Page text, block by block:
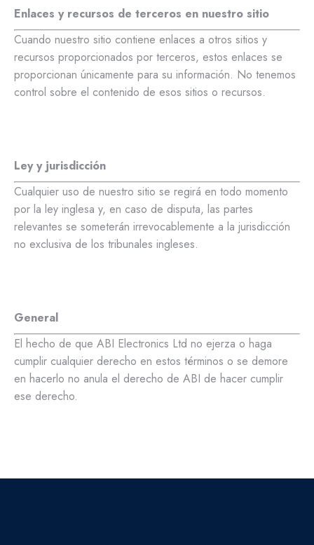
Enlaces y recursos de terceros en nuestro sitio
Cuando nuestro sitio contiene enlaces a otros sitios y
recursos proporcionados por terceros, estos enlaces se
proporcionan únicamente para su información. No tenemos
control sobre el contenido de esos sitios o recursos.
Ley y jurisdicción
Cualquier uso de nuestro sitio se regirá en todo momento
por la ley inglesa y, en caso de disputa, las partes
relevantes se someterán irrevocablemente a la jurisdicción
no exclusiva de los tribunales ingleses.
General
El hecho de que ABI Electronics Ltd no ejerza o haga
cumplir cualquier derecho en estos términos o se demore
en hacerlo no anula el derecho de ABI de hacer cumplir
ese derecho.